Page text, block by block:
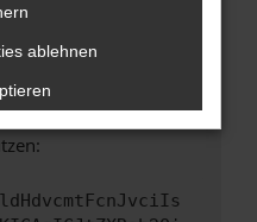
Schritte versucht
Wir werden
beheben. Du kannst
um uns bei der
ablehnen